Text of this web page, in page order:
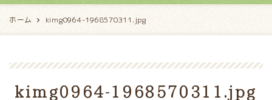
ホーム kimg0964-1968570311.jpg
kimg0964-1968570311.jpg